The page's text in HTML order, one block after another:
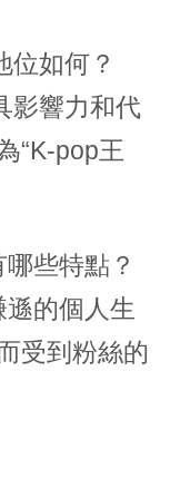
位如何？
影響力和代
“K-pop王
些特點？
的個人生
受到粉絲的